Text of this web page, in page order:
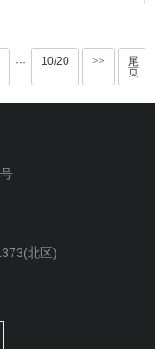
··· 10/20 >>
尾
页
北区)